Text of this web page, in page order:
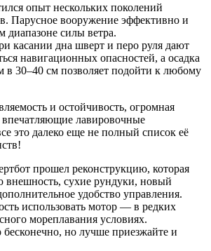
опыт нескольких поколений
Парусное вооружение эффективно и
диапазоне силы ветра.
касании дна шверт и перо руля дают
навигационных опасностей, а осадка
30–40 см позволяет подойти к любому
и остойчивость, огромная
впечатляющие лавировочные
это далеко еще не полный список её
прошел реконструкцию, которая
внешность, сухие рундуки, новый
удобство управления.
использовать мотор — в редких
мореплавания условиях.
бесконечно, но лучше приезжайте и